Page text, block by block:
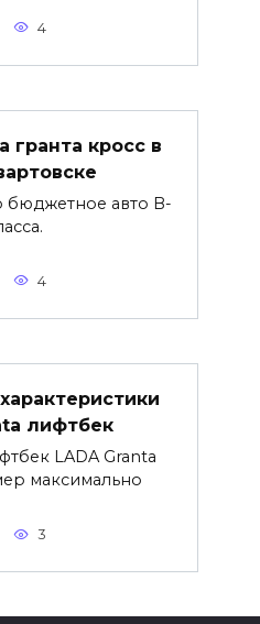
4
гранта кросс в
бюджетное авто B-
4
лифтбек
LADA Granta
максимально
3